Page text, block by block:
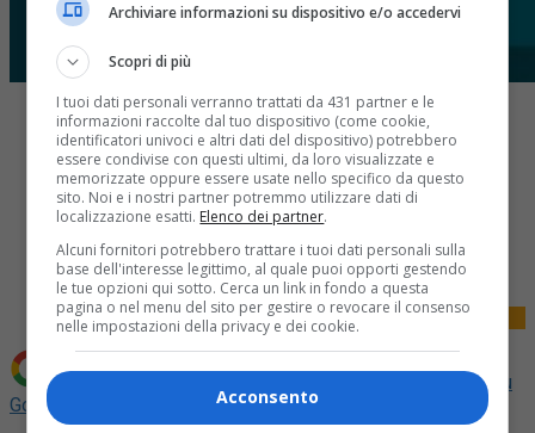
Share
Tweet
Aggiungi La Provincia di Biella come
Fonte preferita su
Google
Archiviare informazioni su dispositivo e/o accedervi
Scopri di più
I tuoi dati personali verranno trattati da 431 partner e le
informazioni raccolte dal tuo dispositivo (come cookie,
identificatori univoci e altri dati del dispositivo) potrebbero
essere condivise con questi ultimi, da loro visualizzate e
memorizzate oppure essere usate nello specifico da questo
sito. Noi e i nostri partner potremmo utilizzare dati di
localizzazione esatti. Elenco dei partner.
Alcuni fornitori potrebbero trattare i tuoi dati personali sulla
base dell'interesse legittimo, al quale puoi opporti gestendo
le tue opzioni qui sotto. Cerca un link in fondo a questa
pagina o nel menu del sito per gestire o revocare il consenso
nelle impostazioni della privacy e dei cookie.
Acconsento